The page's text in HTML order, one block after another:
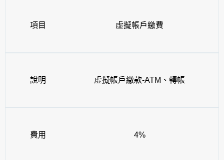
項目 虛擬帳戶繳費
說明 虛擬帳戶繳款-ATM、轉帳
費用 4%